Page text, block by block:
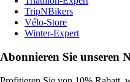
TripNBikers
Vélo-Store
Winter-Expert
Abonnieren Sie unseren